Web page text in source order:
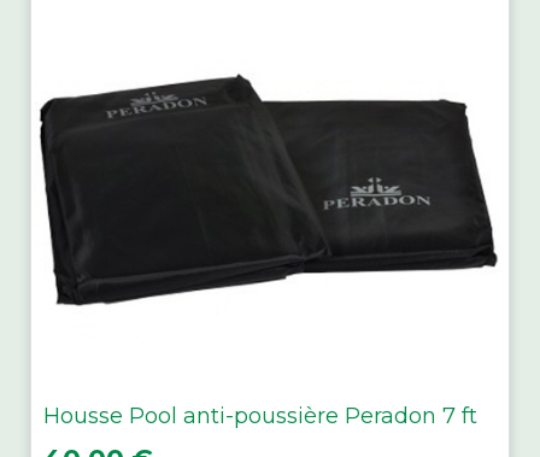
Housse Pool anti-poussière Peradon 7 ft
Prix